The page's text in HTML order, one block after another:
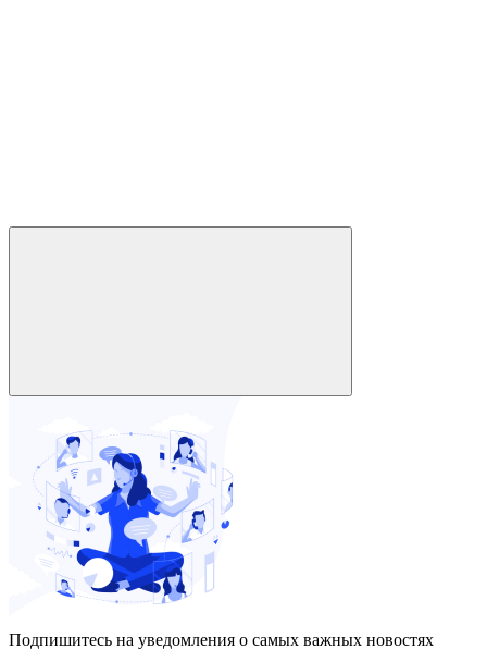
Подпишитесь на уведомления о самых важных новостях